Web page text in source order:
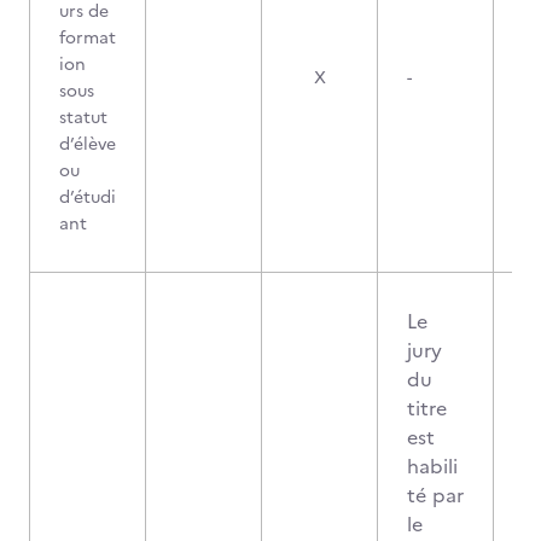
urs de
format
ion
sous
statut
d’élève
ou
d’étudi
ant
X -
Le
jury
du
titre
est
habili
té par
le